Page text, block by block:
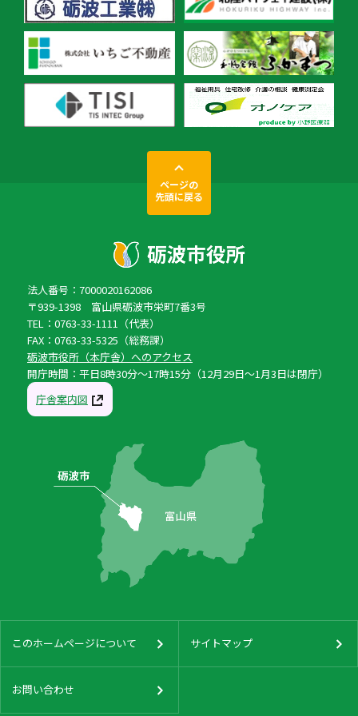
ページの
先頭に戻る
法人番号：7000020162086
〒939-1398 富山県砺波市栄町7番3号
TEL：0763-33-1111（代表）
FAX：0763-33-5325（総務課）
砺波市役所（本庁舎）へのアクセス
開庁時間：平日8時30分〜17時15分（12月29日〜1月3日は閉庁）
庁舎案内図
このホームページについて サイトマップ
お問い合わせ